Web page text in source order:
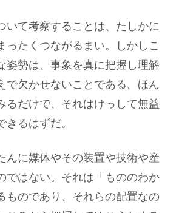
いて考察することは、たしかに
ったくつながるまい。しかしこ
姿勢は、事象を真に把握し理解
で欠かせないことである。ほん
るだけで、それはけっして無益
きるはずだ。
んに媒体やその装置や技術や産
ではない。それは「もののわか
ものであり、それらの配置なの